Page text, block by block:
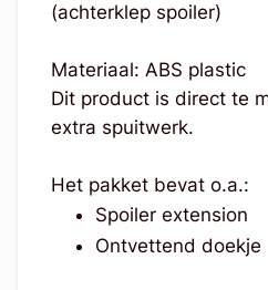
(achterklep spoiler)
Materiaal: ABS plastic
Dit product is direct te
extra spuitwerk.
Het pakket bevat o.a.:
Spoiler extension
Ontvettend doekje